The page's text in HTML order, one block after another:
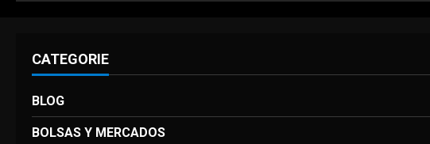
CATEGORIE
BLOG
BOLSAS Y MERCADOS